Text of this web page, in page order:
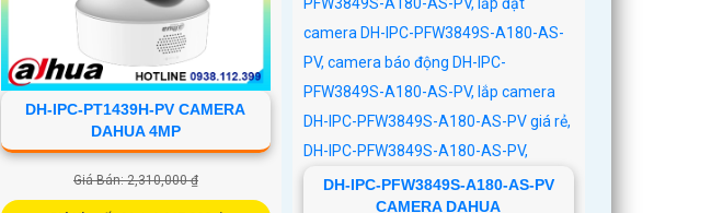
DH-IPC-PT1439H-PV CAMERA
DAHUA 4MP
Giá Bán: 2,310,000 ₫
DH-IPC-PFW3849S-A180-AS-PV
CAMERA DAHUA